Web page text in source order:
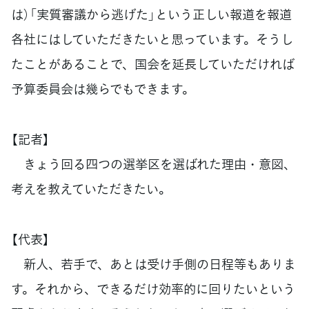
は）「実質審議から逃げた」という正しい報道を報道
各社にはしていただきたいと思っています。そうし
たことがあることで、国会を延長していただければ
予算委員会は幾らでもできます。
【記者】
きょう回る四つの選挙区を選ばれた理由・意図、
考えを教えていただきたい。
【代表】
新人、若手で、あとは受け手側の日程等もありま
す。それから、できるだけ効率的に回りたいという